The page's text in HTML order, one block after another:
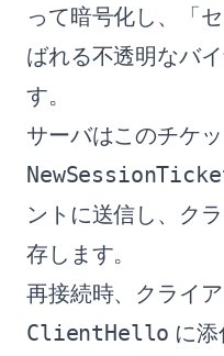
って暗号化し、「
ばれる不透明なバ
す。
サーバはこのチケ
ントに送信し、ク
存します。
再接続時、クライ
ClientHello に